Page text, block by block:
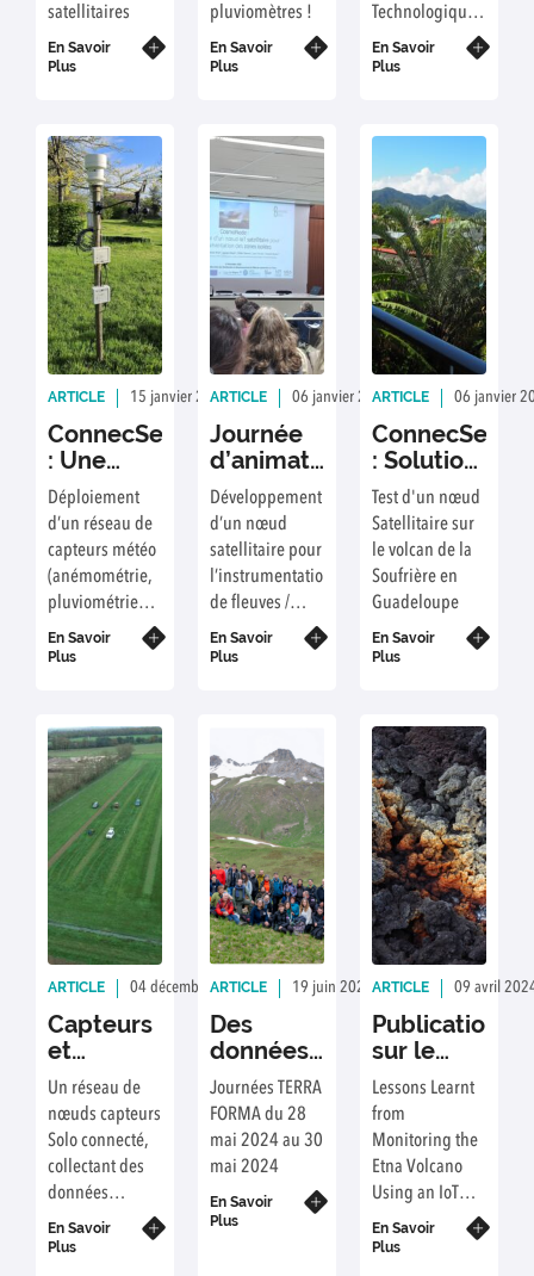
satellitaires
En Savoir
Plus
capteurs
sur la
ZATU de
pluviomètres !
En Savoir
Plus
du
Réseau
Capteurs
(JRTCE).
Technologique
des Capteurs en
Environnement
Novembre 2024
En Savoir
Plus
ARTICLE 15 janvier 2025 Rédaction : JS
ConnecSenS
: Une
station
météo
sur le
Campus
des
Cézeaux
Déploiement
d’un réseau de
capteurs météo
(anémométrie,
pluviométrie…)
aux Cézeaux.
En Savoir
Plus
ARTICLE 06 janvier 2025 Rédaction : JS
Journée
d’animation
FRE /
Pole de
l’eau :
Présentation
du nœud
CosmoNode
et de ses
applications
Développement
d’un nœud
satellitaire pour
l’instrumentation
de fleuves /
bassins versant.
En Savoir
Plus
ARTICLE 06 janvier
ConnecSenS
: Solution
satellitaire
pour le
suivi de
l’activité
d’un
Volcan
Test d'un nœud
Satellitaire sur
le volcan de la
Soufrière en
Guadeloupe
En Savoir
Plus
ARTICLE 04 décembre 2024 Rédaction : LM, JS
Capteurs
et
Agroécologie
:
Optimisation
des
pratiques
grâce à
l’instrumentation
des
Un réseau de
nœuds capteurs
Solo connecté,
collectant des
données
environnementales
a été déployé
En Savoir
Plus
ARTICLE 19 juin 2024 Rédaction : JM
Des
données
de Terra
Forma
arrivent
au
Mesocentre
!
Journées TERRA
FORMA du 28
mai 2024 au 30
mai 2024
En Savoir
Plus
ARTICLE 09 avril
Publication
sur le
bilan des
sur l'Etna
Lessons Learnt
from
Monitoring the
Etna Volcano
Using an IoT
Sensor Network
through a
En Savoir
Plus